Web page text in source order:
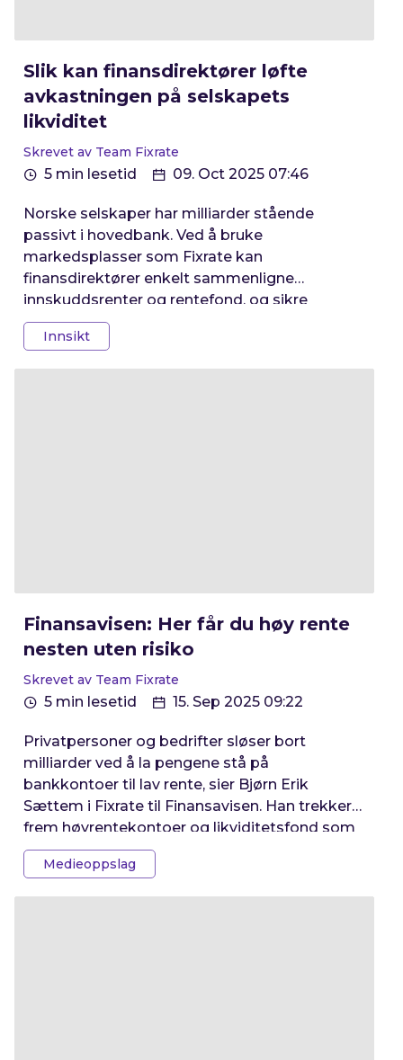
Slik kan finansdirektører løfte
avkastningen på selskapets
likviditet
Skrevet av Team Fixrate
5 min lesetid 09. Oct 2025 07:46
Norske selskaper har milliarder stående
passivt i hovedbank. Ved å bruke
markedsplasser som Fixrate kan
finansdirektører enkelt sammenligne
innskuddsrenter og rentefond, og sikre
betydelig bedre avkastning på likviditeten.
Innsikt
Finansavisen: Her får du høy rente
nesten uten risiko
Skrevet av Team Fixrate
5 min lesetid 15. Sep 2025 09:22
Privatpersoner og bedrifter sløser bort
milliarder ved å la pengene stå på
bankkontoer til lav rente, sier Bjørn Erik
Sættem i Fixrate til Finansavisen. Han trekker
frem høyrentekontoer og likviditetsfond som
alternativer, som gir høy rente med minimal
risiko.Medieoppslag